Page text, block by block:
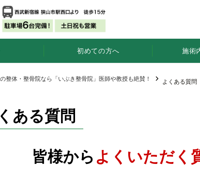
初めての方へ 施術
整体・整骨院なら「いぶき整骨院」医師や教授も絶賛！ よくある質問
ある質問
皆様から よくいただく